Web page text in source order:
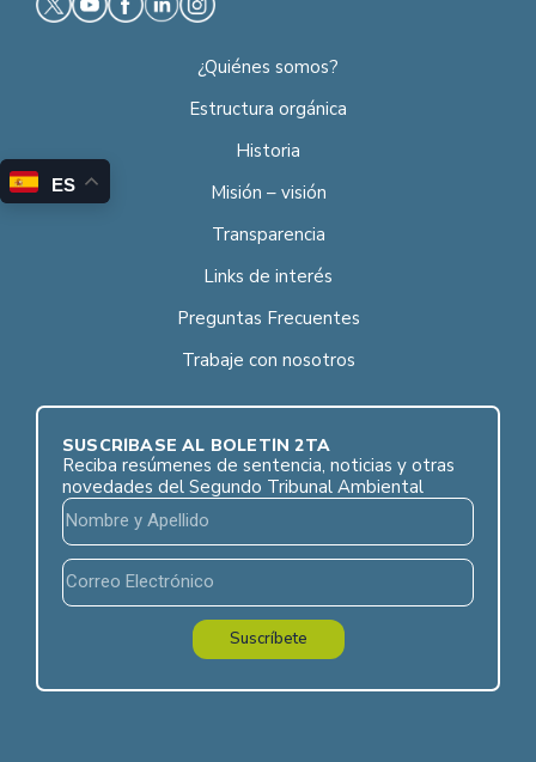
¿Quiénes somos?
Estructura orgánica
Historia
Misión – visión
Transparencia
Links de interés
Preguntas Frecuentes
Trabaje con nosotros
SUSCRÍBASE AL BOLETÍN 2TA
Reciba resúmenes de sentencia, noticias y otras
novedades del Segundo Tribunal Ambiental
Suscríbete
ES